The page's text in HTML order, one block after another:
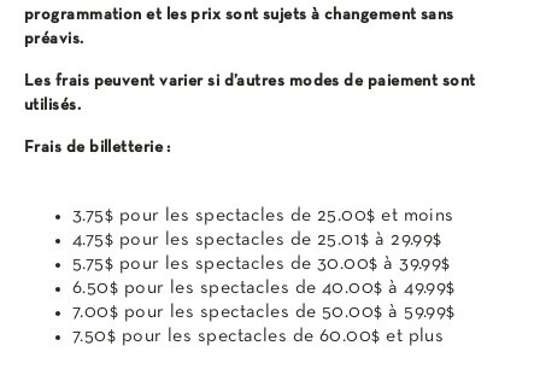
programmation et les prix sont sujets à changement sans
préavis.
Les frais peuvent varier si d’autres modes de paiement sont
utilisés.
Frais de billetterie :
3.75$ pour les spectacles de 25.00$ et moins
4.75$ pour les spectacles de 25.01$ à 29.99$
5.75$ pour les spectacles de 30.00$ à 39.99$
6.50$ pour les spectacles de 40.00$ à 49.99$
7.00$ pour les spectacles de 50.00$ à 59.99$
7.50$ pour les spectacles de 60.00$ et plus